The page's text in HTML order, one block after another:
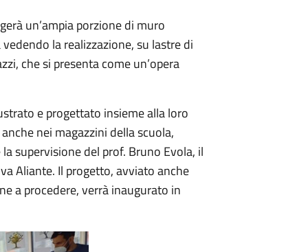
un’ampia porzione di muro
la realizzazione, su lastre di
che si presenta come un’opera
e progettato insieme alla loro
nei magazzini della scuola,
supervisione del prof. Bruno Evola, il
Aliante. Il progetto, avviato anche
a procedere, verrà inaugurato in